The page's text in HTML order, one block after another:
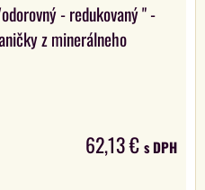
- redukovaný " -
z minerálneho
62,13 € s DPH